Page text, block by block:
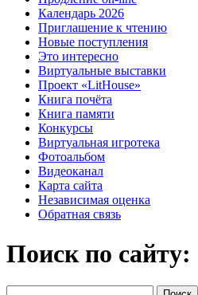
Календарь 2026
Приглашение к чтению
Новые поступления
Это интересно
Виртуальные выставки
Проект «LitHouse»
Книга почёта
Книга памяти
Конкурсы
Виртуальная игротека
Фотоальбом
Видеоканал
Карта сайта
Независимая оценка
Обратная связь
Поиск по сайту: